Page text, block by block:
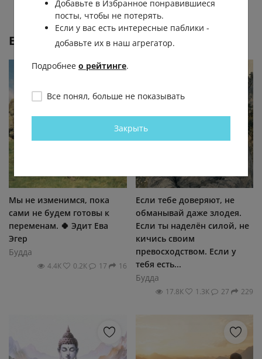
Еще от Будда
Мы не изменимся, пока
сами не будем готовы к
переменам. 🍀 Эдит Ева
Эгер
Будда
4.4К 0.2К 17 16
Если тебе доверяют, не
обманывай даже злодея.
Если ты наделён силой, не
кичись своим
превосходством. Если у
тебя есть...
Будда
17.8К 1.3К 27 229
Добавьте в Избранное понравившиеся
посты, чтобы не потерять.
Если у вас есть интересные паблики -
добавьте их в наш агрегатор.
Подробнее о рейтинге.
Все понял, больше не показывать
Закрыть